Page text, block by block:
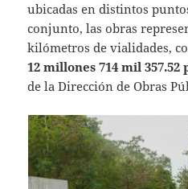
ubicadas en distintos
conjunto, las obras
kilómetros de vialidades,
12 millones 714 mil 357.52
de la Dirección de Obras